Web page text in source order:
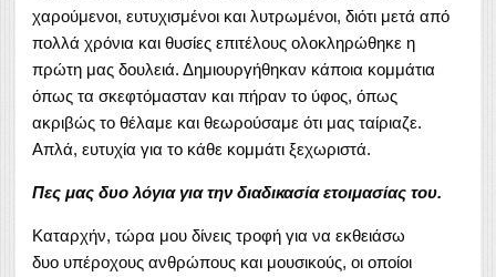
χαρούμενοι, ευτυχισμένοι και λυτρωμένοι, διότι μετά από
πολλά χρόνια και θυσίες επιτέλους ολοκληρώθηκε η
πρώτη μας δουλειά. Δημιουργήθηκαν κάποια κομμάτια
όπως τα σκεφτόμασταν και πήραν το ύφος, όπως
ακριβώς το θέλαμε και θεωρούσαμε ότι μας ταίριαζε.
Απλά, ευτυχία για το κάθε κομμάτι ξεχωριστά.
Πες μας δυο λόγια για την διαδικασία ετοιμασίας του.
Καταρχήν, τώρα μου δίνεις τροφή για να εκθειάσω
δυο υπέροχους ανθρώπους και μουσικούς, οι οποίοι